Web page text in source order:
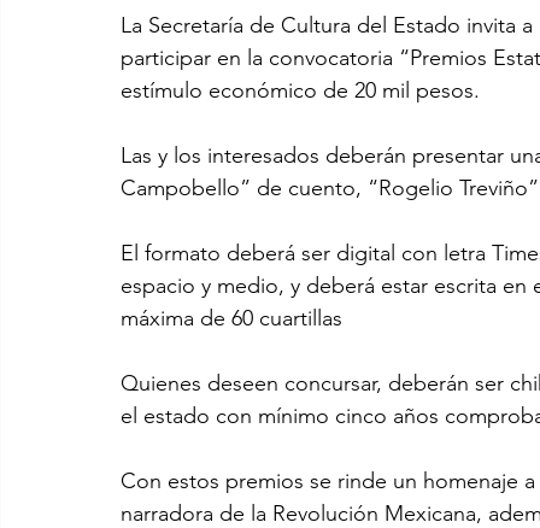
La Secretaría de Cultura del Estado invita
participar en la convocatoria “Premios
estímulo económico de 20 mil pesos.
Las y los interesados deberán presentar
Campobello” de cuento, “Rogelio
El formato deberá ser digital con letra
espacio y medio, y deberá estar escrita
máxima de 60 cuartillas
Quienes deseen concursar, deberán ser
el estado con mínimo cinco años
Con estos premios se rinde un homenaje
narradora de la Revolución Mexicana,